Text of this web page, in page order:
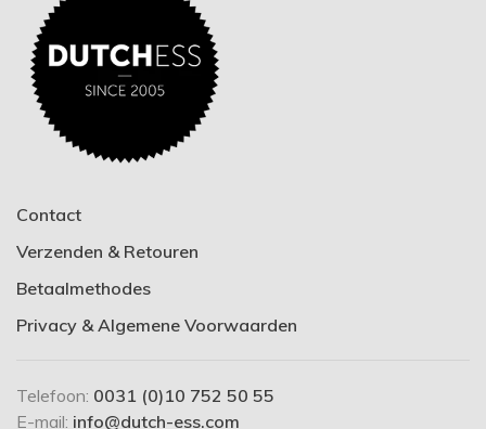
Contact
Verzenden & Retouren
Betaalmethodes
Privacy & Algemene Voorwaarden
Telefoon: 0031 (0)10 752 50 55
E-mail: info@dutch-ess.com